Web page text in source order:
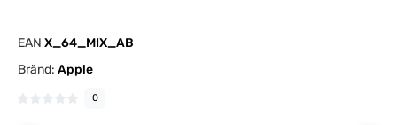
EAN X_64_MIX_AB
Bränd: Apple
0